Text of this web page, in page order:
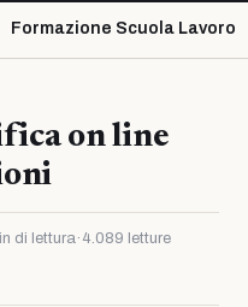
Formazione Scuola Lavoro
on line
di lettura· 4.089 letture